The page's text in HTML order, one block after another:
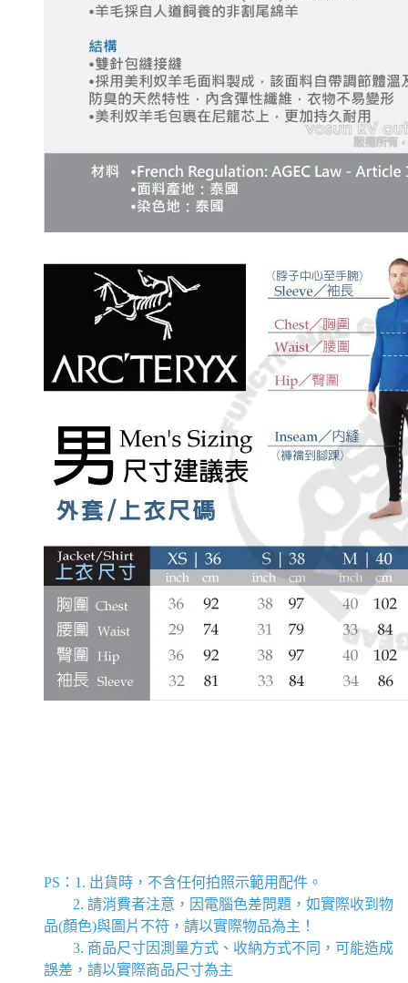
PS：1. 出貨時，不含任何拍照示範用配件。
2. 請消費者注意，因電腦色差問題，如實際收到物
品(顏色)與圖片不符，請以實際物品為主！
3. 商品尺寸因測量方式、收納方式不同，可能造成
誤差，請以實際商品尺寸為主